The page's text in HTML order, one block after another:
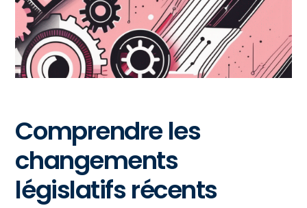
Comprendre les
changements
législatifs récents